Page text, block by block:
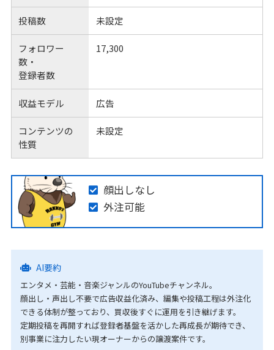
投稿数 未設定
フォロワー
数・
登録者数
17,300
収益モデル 広告
コンテンツの
性質
未設定
顔出しなし
外注可能
AI要約
エンタメ・芸能・音楽ジャンルのYouTubeチャンネル。
顔出し・声出し不要で広告収益化済み、編集や投稿工程は外注化
できる体制が整っており、買収後すぐに運用を引き継げます。
定期投稿を再開すれば登録者基盤を活かした再成長が期待でき、
別事業に注力したい現オーナーからの譲渡案件です。